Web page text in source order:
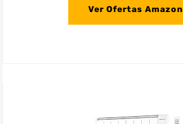
Ver Ofertas Amazon